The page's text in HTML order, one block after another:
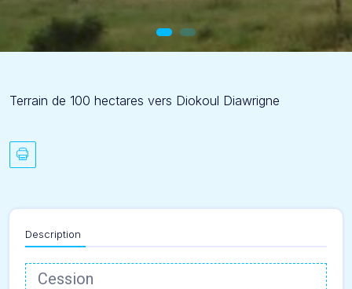
Terrain de 100 hectares vers Diokoul Diawrigne
Description
Cession